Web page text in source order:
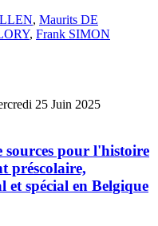
, Maurits DE
, Frank SIMON
25 Juin 2025
pour l'histoire
préscolaire,
spécial en Belgique